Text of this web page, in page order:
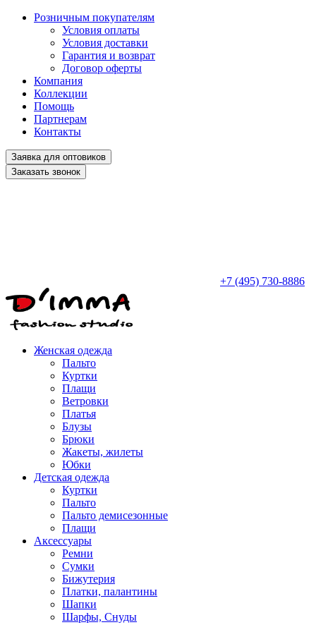
Розничным покупателям
Условия оплаты
Условия доставки
Гарантия и возврат
Договор оферты
Компания
Коллекции
Помощь
Партнерам
Контакты
Заявка для оптовиков
Заказать звонок
+7 (495) 730-8886
Женская одежда
Пальто
Куртки
Плащи
Ветровки
Платья
Блузы
Брюки
Жакеты, жилеты
Юбки
Детская одежда
Куртки
Пальто
Пальто демисезонные
Плащи
Аксессуары
Ремни
Сумки
Бижутерия
Платки, палантины
Шапки
Шарфы, Снуды